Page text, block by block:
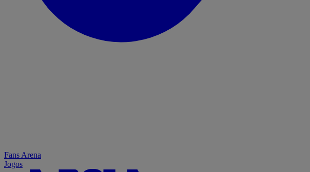
Fans Arena
Jogos